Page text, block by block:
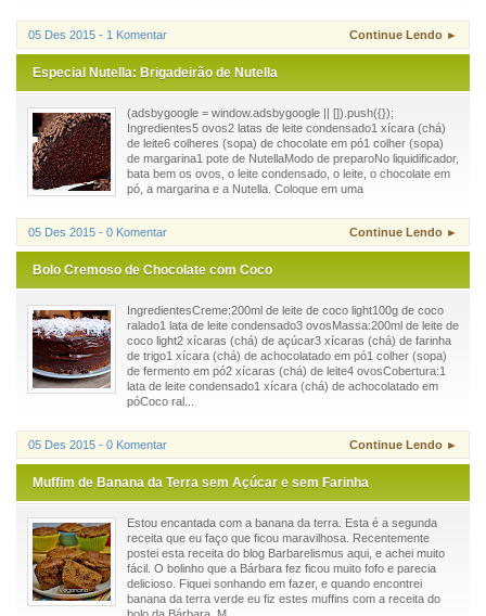
05 Des 2015 - 1 Komentar Continue Lendo ►
Especial Nutella: Brigadeirão de Nutella
(adsbygoogle = window.adsbygoogle || []).push({});
Ingredientes5 ovos2 latas de leite condensado1 xícara (chá)
de leite6 colheres (sopa) de chocolate em pó1 colher (sopa)
de margarina1 pote de NutellaModo de preparoNo liquidificador,
bata bem os ovos, o leite condensado, o leite, o chocolate em
pó, a margarina e a Nutella. Coloque em uma
05 Des 2015 - 0 Komentar Continue Lendo ►
Bolo Cremoso de Chocolate com Coco
IngredientesCreme:200ml de leite de coco light100g de coco
ralado1 lata de leite condensado3 ovosMassa:200ml de leite de
coco light2 xícaras (chá) de açúcar3 xícaras (chá) de farinha
de trigo1 xícara (chá) de achocolatado em pó1 colher (sopa)
de fermento em pó2 xícaras (chá) de leite4 ovosCobertura:1
lata de leite condensado1 xícara (chá) de achocolatado em
póCoco ral...
05 Des 2015 - 0 Komentar Continue Lendo ►
Muffim de Banana da Terra sem Açúcar e sem Farinha
Estou encantada com a banana da terra. Esta é a segunda
receita que eu faço que ficou maravilhosa. Recentemente
postei esta receita do blog Barbarelismus aqui, e achei muito
fácil. O bolinho que a Bárbara fez ficou muito fofo e parecia
delicioso. Fiquei sonhando em fazer, e quando encontrei
banana da terra verde eu fiz estes muffins com a receita do